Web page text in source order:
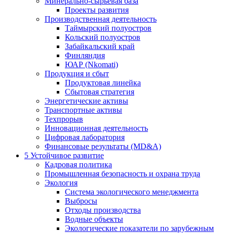
Проекты развития
Производственная деятельность
Таймырский полуостров
Кольский полуостров
Забайкальский край
Финляндия
ЮАР (Nkomati)
Продукция и сбыт
Продуктовая линейка
Сбытовая стратегия
Энергетические активы
Транспортные активы
Техпрорыв
Инновационная деятельность
Цифровая лаборатория
Финансовые результаты (MD&A)
5 Устойчивое развитие
Кадровая политика
Промышленная безопасность и охрана труда
Экология
Система экологического менеджмента
Выбросы
Отходы производства
Водные объекты
Экологические показатели по зарубежным